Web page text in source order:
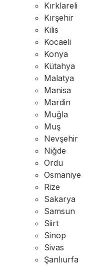
Kırklareli
Kırşehir
Kilis
Kocaeli
Konya
Kütahya
Malatya
Manisa
Mardin
Muğla
Muş
Nevşehir
Niğde
Ordu
Osmaniye
Rize
Sakarya
Samsun
Siirt
Sinop
Sivas
Şanlıurfa